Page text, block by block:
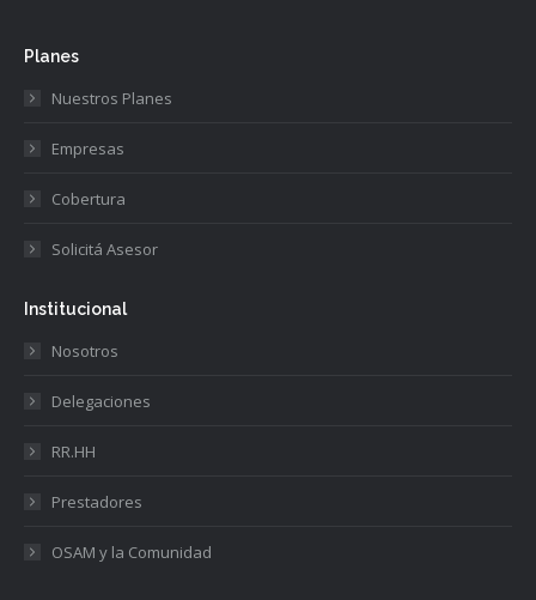
Planes
Nuestros Planes
Empresas
Cobertura
Solicitá Asesor
Institucional
Nosotros
Delegaciones
RR.HH
Prestadores
OSAM y la Comunidad